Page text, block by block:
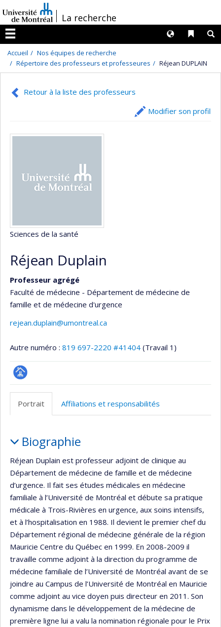
au
contenu
/La recherche
Menu
Liens
Langues
Accueil
Nos équipes de recherche
Répertoire des professeurs et professeures
Réjean DUPLAIN
Retour à la liste des professeurs
Modifier son profil
Sciences de la santé
Réjean Duplain
Professeur agrégé
Faculté de médecine - Département de médecine de
famille et de médecine d'urgence
rejean.duplain@umontreal.ca
Autre numéro : 819 697-2220 #41404 (Travail 1)
Page
Portrait Affiliations et responsabilités
Biographie
Réjean Duplain est professeur adjoint de clinique au
Département de médecine de famille et de médecine
d’urgence. Il fait ses études médicales en médecine
familiale à l’Université de Montréal et débute sa pratique
médicale à Trois-Rivières en urgence, aux soins intensifs,
et à l’hospitalisation en 1988. Il devient le premier chef du
Département régional de médecine générale de la région
Mauricie Centre du Québec en 1999. En 2008-2009 il
travaille comme adjoint à la direction du programme de
médecine familiale de l’Université de Montréal avant de se
joindre au Campus de l’Université de Montréal en Mauricie
comme adjoint au vice doyen puis directeur en 2011. Son
dynamisme dans le développement de la médecine de
première ligne lui a valu la nomination régionale pour le Prix